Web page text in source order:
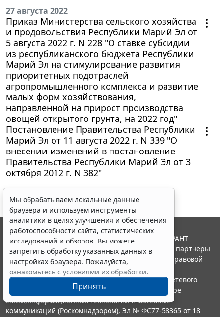
27 августа 2022
Приказ Министерства сельского хозяйства
и продовольствия Республики Марий Эл от
5 августа 2022 г. N 228 "О ставке субсидии
из республиканского бюджета Республики
Марий Эл на стимулирование развития
приоритетных подотраслей
агропромышленного комплекса и развитие
малых форм хозяйствования,
направленной на прирост производства
овощей открытого грунта, на 2022 год"
Постановление Правительства Республики
Марий Эл от 11 августа 2022 г. N 339 "О
внесении изменений в постановление
Правительства Республики Марий Эл от 3
октября 2012 г. N 382"
Мы обрабатываем локальные данные
браузера и используем инструменты
аналитики в целях улучшения и обеспечения
работоспособности сайта, статистических
исследований и обзоров. Вы можете
запретить обработку указанных данных в
настройках браузера. Пожалуйста,
ознакомьтесь с условиями их обработки.
Принять
© ООО "НПП "ГАРАНТ-СЕРВИС", 2026. Система ГАРАНТ
выпускается с 1990 года. Компания "Гарант" и ее партнеры
являются участниками Российской ассоциации правовой
информации ГАРАНТ.
Портал ГАРАНТ.РУ зарегистрирован в качестве сетевого
издания Федеральной службой по надзору в сфере
связи,информационных технологий и массовых
коммуникаций (Роскомнадзором), Эл № ФС77-58365 от 18